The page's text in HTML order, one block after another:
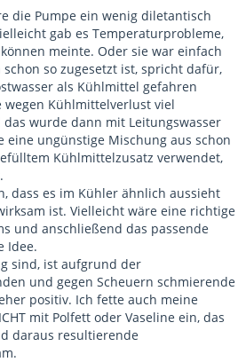
die Pumpe ein wenig diletantisch
gab es Temperaturprobleme,
meinte. Oder sie war einfach
schon so zugesetzt ist, spricht dafür,
als Kühlmittel gefahren
Kühlmittelverlust viel
wurde dann mit Leitungswasser
eine ungünstige Mischung aus schon
Kühlmittelzusatz verwendet,
dass es im Kühler ähnlich aussieht
ist. Vielleicht wäre eine richtige
und anschließend das passende
Idee.
sind, ist aufgrund der
und gegen Scheuern schmierende
positiv. Ich fette auch meine
mit Polfett oder Vaseline ein, das
daraus resultierende